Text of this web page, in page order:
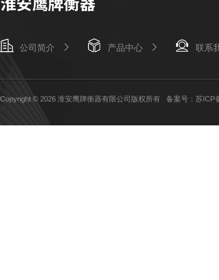
公司简介 产品中心 联系
Copyright © 2026 淮安鹰牌衡器有限公司版权所有 备案号：苏ICP